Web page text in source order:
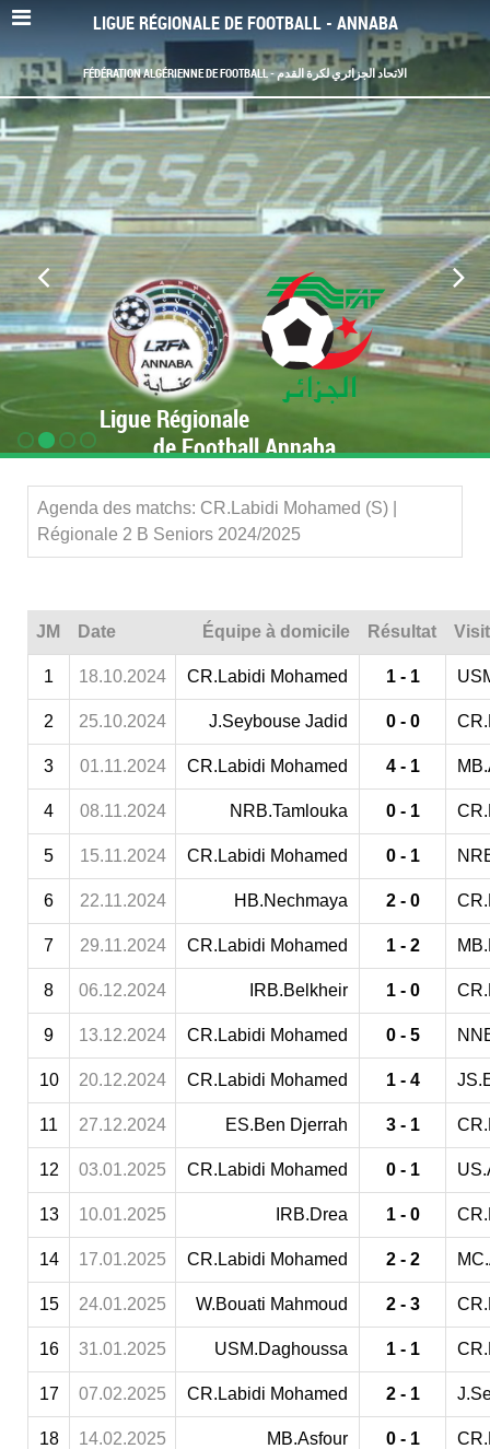
LIGUE RÉGIONALE DE FOOTBALL - ANNABA
FÉDÉRATION ALGÉRIENNE DE FOOTBALL - الاتحاد الجزائري لكرة القدم
Ligue Régionale
de Football Annaba
Agenda des matchs: CR.Labidi Mohamed (S) |
Régionale 2 B Seniors 2024/2025
JM Date Équipe à domicile Résultat
1 18.10.2024 CR.Labidi Mohamed 1 - 1
2 25.10.2024 J.Seybouse Jadid 0 - 0
3 01.11.2024 CR.Labidi Mohamed 4 - 1
4 08.11.2024 NRB.Tamlouka 0 - 1
5 15.11.2024 CR.Labidi Mohamed 0 - 1
6 22.11.2024 HB.Nechmaya 2 - 0
7 29.11.2024 CR.Labidi Mohamed 1 - 2
8 06.12.2024 IRB.Belkheir 1 - 0
9 13.12.2024 CR.Labidi Mohamed 0 - 5
10 20.12.2024 CR.Labidi Mohamed 1 - 4
11 27.12.2024 ES.Ben Djerrah 3 - 1
12 03.01.2025 CR.Labidi Mohamed 0 - 1
13 10.01.2025 IRB.Drea 1 - 0
14 17.01.2025 CR.Labidi Mohamed 2 - 2
15 24.01.2025 W.Bouati Mahmoud 2 - 3
16 31.01.2025 USM.Daghoussa 1 - 1
17 07.02.2025 CR.Labidi Mohamed 2 - 1
18 14.02.2025 MB.Asfour 0 - 1